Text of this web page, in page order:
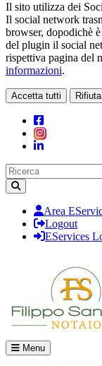
Il sito utilizza dei
Il social network
browser, dopodichè
del plugin il social
rispettiva pagina del
informazioni.
Accetta tutti
Area
Logout
EServices
Menu